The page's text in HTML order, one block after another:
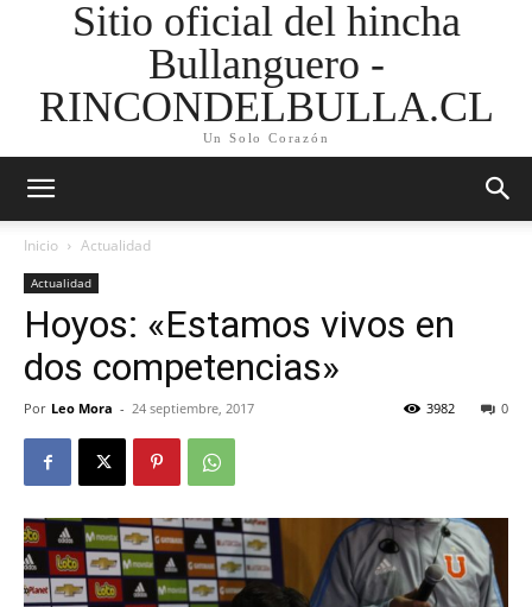
Sitio oficial del hincha
Bullanguero -
RINCONDELBULLA.CL
Un Solo Corazón
Inicio Actualidad
Actualidad
Hoyos: «Estamos vivos en
dos competencias»
Por Leo Mora - 24 septiembre, 2017 0
3982